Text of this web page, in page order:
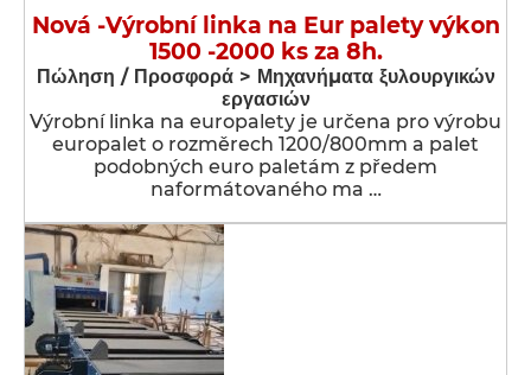
Nová -Výrobní linka na Eur palety výkon
1500 -2000 ks za 8h.
Πώληση / Προσφορά > Μηχανήματα ξυλουργικών
εργασιών
Výrobní linka na europalety je určena pro výrobu
europalet o rozměrech 1200/800mm a palet
podobných euro paletám z předem
naformátovaného ma …